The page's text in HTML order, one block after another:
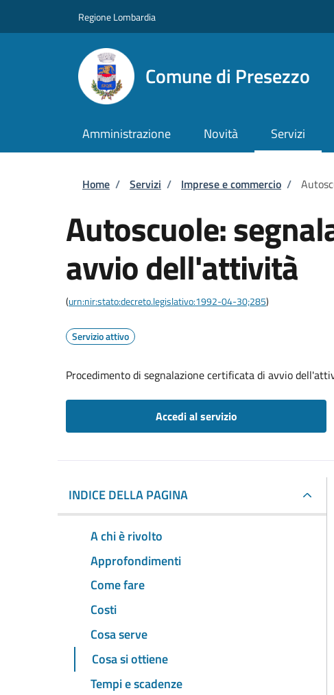
Regione Lombardia
Comune di Presezzo
Amministrazione Novità Servizi
Briciole di pane
Home / Servizi / Imprese e commercio /
Autoscuole:
avvio dell'attività
(urn:nir:stato:decreto.legislativo:1992-04-30;285)
Servizio attivo
Procedimento di segnalazione certificata di avvio
Accedi al servizio
INDICE DELLA PAGINA
A chi è rivolto
Approfondimenti
Come fare
Costi
Cosa serve
Cosa si ottiene
Tempi e scadenze